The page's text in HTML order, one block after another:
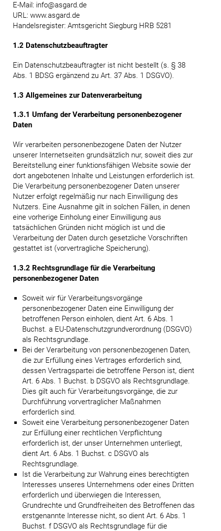
E-Mail: info@asgard.de
URL: www.asgard.de
Handelsregister: Amtsgericht Siegburg HRB 5281
1.2 Datenschutzbeauftragter
Ein Datenschutzbeauftragter ist nicht bestellt (s. § 38
Abs. 1 BDSG ergänzend zu Art. 37 Abs. 1 DSGVO).
1.3 Allgemeines zur Datenverarbeitung
1.3.1 Umfang der Verarbeitung personenbezogener
Daten
Wir verarbeiten personenbezogene Daten der Nutzer
unserer Internetseiten grundsätzlich nur, soweit dies zur
Bereitstellung einer funktionsfähigen Website sowie der
dort angebotenen Inhalte und Leistungen erforderlich ist.
Die Verarbeitung personenbezogener Daten unserer
Nutzer erfolgt regelmäßig nur nach Einwilligung des
Nutzers. Eine Ausnahme gilt in solchen Fällen, in denen
eine vorherige Einholung einer Einwilligung aus
tatsächlichen Gründen nicht möglich ist und die
Verarbeitung der Daten durch gesetzliche Vorschriften
gestattet ist (vorvertragliche Speicherung).
1.3.2 Rechtsgrundlage für die Verarbeitung
personenbezogener Daten
Soweit wir für Verarbeitungsvorgänge
personenbezogener Daten eine Einwilligung der
betroffenen Person einholen, dient Art. 6 Abs. 1
Buchst. a EU-Datenschutzgrundverordnung (DSGVO)
als Rechtsgrundlage.
Bei der Verarbeitung von personenbezogenen Daten,
die zur Erfüllung eines Vertrages erforderlich sind,
dessen Vertragspartei die betroffene Person ist, dient
Art. 6 Abs. 1 Buchst. b DSGVO als Rechtsgrundlage.
Dies gilt auch für Verarbeitungsvorgänge, die zur
Durchführung vorvertraglicher Maßnahmen
erforderlich sind.
Soweit eine Verarbeitung personenbezogener Daten
zur Erfüllung einer rechtlichen Verpflichtung
erforderlich ist, der unser Unternehmen unterliegt,
dient Art. 6 Abs. 1 Buchst. c DSGVO als
Rechtsgrundlage.
Ist die Verarbeitung zur Wahrung eines berechtigten
Interesses unseres Unternehmens oder eines Dritten
erforderlich und überwiegen die Interessen,
Grundrechte und Grundfreiheiten des Betroffenen das
erstgenannte Interesse nicht, so dient Art. 6 Abs. 1
Buchst. f DSGVO als Rechtsgrundlage für die